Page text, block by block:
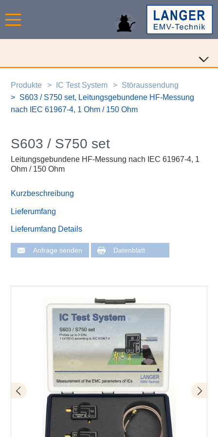
Produkte IC Test System
Störaussendung
S603 / S750 set, Leitungsgebundene HF-Messung
nach IEC 61967-4, 1 Ohm / 150 Ohm
S603 / S750 set
Leitungsgebundene HF-Messung nach IEC 61967-4, 1
Ohm / 150 Ohm
Kurzbeschreibung
Lieferumfang
Lieferumfang Details
Anfrage senden Datenblatt
Anwendung mit HF-Spannungsmesser S750